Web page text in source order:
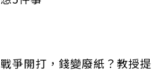
戰爭開打，錢變廢紙？教授提